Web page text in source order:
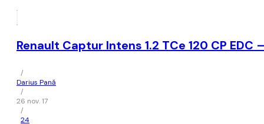
Renault Captur Intens 1.2 TCe 120 CP EDC
/
Darius Pană
/
26 nov. 17
/
24